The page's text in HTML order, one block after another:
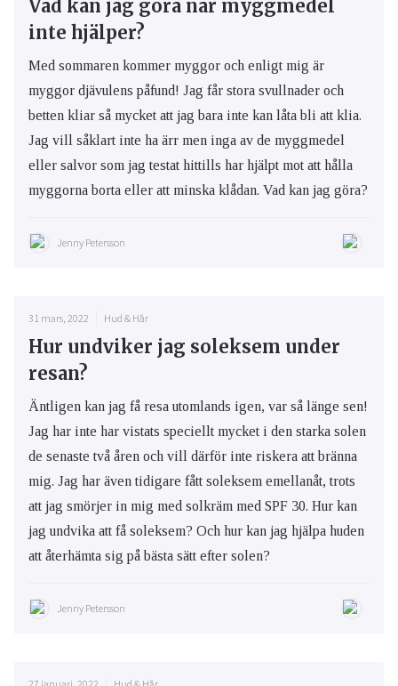
Vad kan jag göra när myggmedel
inte hjälper?
Med sommaren kommer myggor och enligt mig är
myggor djävulens påfund! Jag får stora svullnader och
betten kliar så mycket att jag bara inte kan låta bli att klia.
Jag vill såklart inte ha ärr men inga av de myggmedel
eller salvor som jag testat hittills har hjälpt mot att hålla
myggorna borta eller att minska klådan. Vad kan jag göra?
Jenny Petersson
31 mars, 2022 Hud & Hår
Hur undviker jag soleksem under
resan?
Äntligen kan jag få resa utomlands igen, var så länge sen!
Jag har inte har vistats speciellt mycket i den starka solen
de senaste två åren och vill därför inte riskera att bränna
mig. Jag har även tidigare fått soleksem emellanåt, trots
att jag smörjer in mig med solkräm med SPF 30. Hur kan
jag undvika att få soleksem? Och hur kan jag hjälpa huden
att återhämta sig på bästa sätt efter solen?
Jenny Petersson